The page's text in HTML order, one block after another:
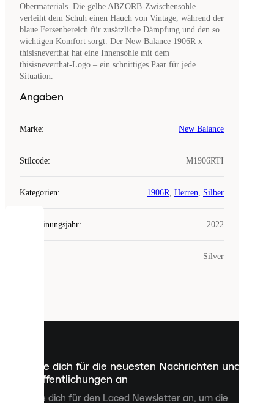
Obermaterials. Die gelbe ABZORB-Zwischensohle
verleiht dem Schuh einen Hauch von Vintage, während der
blaue Fersenbereich für zusätzliche Dämpfung und den so
wichtigen Komfort sorgt. Der New Balance 1906R x
thisisneverthat hat eine Innensohle mit dem
thisisneverthat-Logo – ein schnittiges Paar für jede
Situation.
Angaben
Marke: New Balance
Stilcode: M1906RTI
Kategorien: 1906R, Herren, Silber
Erscheinungsjahr: 2022
Silver
Melde dich für die neuesten Nachrichten und
Veröffentlichungen an
Melde dich für den Laced Newsletter an, um die
COOKIES
kleine
dienen,